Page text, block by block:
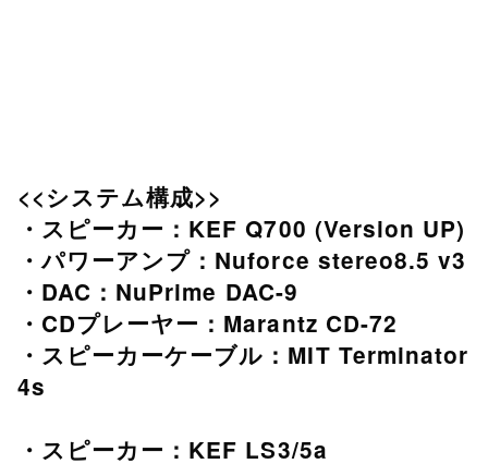
<<システム構成>>
・スピーカー：KEF Q700 (Version UP)
・パワーアンプ：Nuforce stereo8.5 v3
・DAC：NuPrime DAC-9
・CDプレーヤー：Marantz CD-72
・スピーカーケーブル：MIT Terminator
4s
・スピーカー：KEF LS3/5a